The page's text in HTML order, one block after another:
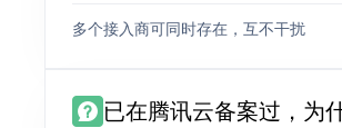
多个接入商可同时存在，互不干扰
已在腾讯云备案过，为